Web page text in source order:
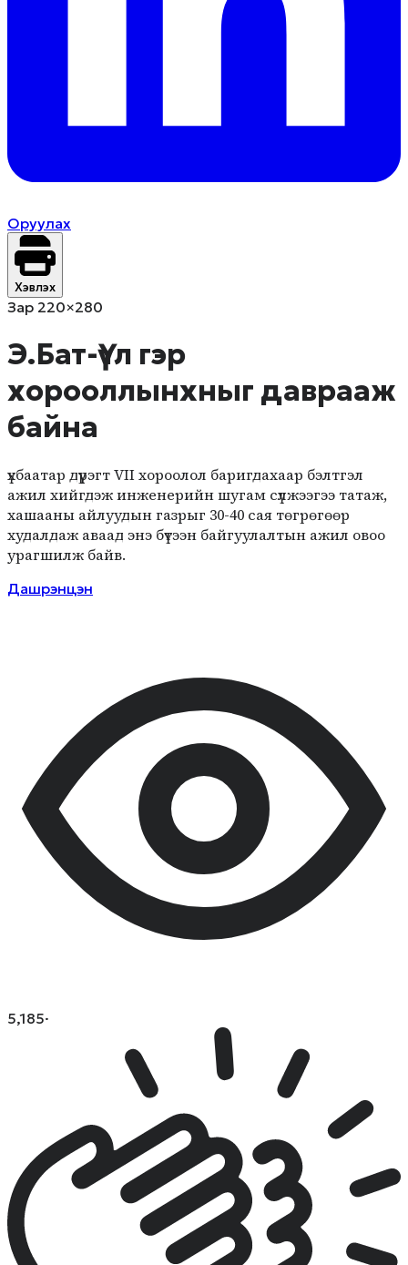
Оруулах
Хэвлэх
Зар 220×280
Э.Бат-Үүл гэр
хорооллынхныг даврааж
байна
үхбаатар дүүрэгт VII хороолол баригдахаар бэлтгэл
ажил хийгдэж инженерийн шугам сүлжээгээ татаж,
хашааны айлуудын газрыг 30-40 сая төгрөгөөр
худалдаж аваад энэ бүтээн байгуулалтын ажил овоо
урагшилж байв.
Дашрэнцэн
5,185·